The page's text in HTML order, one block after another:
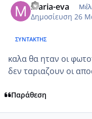
maria-eva
Δημοσίευση 26
ΣΥΝΤΆΚΤΗΣ
καλα θα ηταν οι
δεν ταριαζουν οι
Παράθεση